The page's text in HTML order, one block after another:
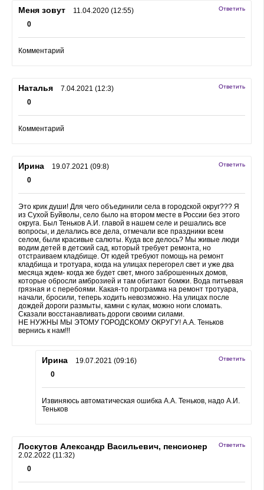
Ответить
Меня зовут
11.04.2020 (12:55)
0
Комментарий
Ответить
Наталья
7.04.2021 (12:3)
0
Комментарий
Ответить
Ирина
19.07.2021 (09:8)
0
Это крик души! Для чего объединили села в городской округ??? Я
из Сухой Буйволы, село было на втором месте в России без этого
округа. Был Теньков А.И. главой в нашем селе и решались все
вопросы, и делались все дела, отмечали все праздники всем
селом, были красивые салюты. Куда все делось? Мы живые люди
водим детей в детский сад, который требует ремонта, но
отстраиваем кладбище. От юдей требуют помощь на ремонт
кладбища и тротуара, когда на улицах перегорел свет и уже два
месяца ждем- когда же будет свет, много заброшенных домов,
которые обросли амброзией и там обитают бомжи. Вода питьевая
грязная и с перебоями. Какая-то программа на ремонт тротуара,
начали, бросили, теперь ходить невозможно. На улицах после
дождей дороги размыты, камни с кулак, можно ноги сломать.
Сказали восстанавливать дороги своими силами.
НЕ НУЖНЫ МЫ ЭТОМУ ГОРОДСКОМУ ОКРУГУ! А.А. Теньков
вернись к нам!!!
Ответить
Ирина
19.07.2021 (09:16)
0
Извиняюсь автоматическая ошибка А.А. Теньков, надо А.И.
Теньков
Ответить
Лоскутов Александр Васильевич, пенсионер
2.02.2022 (11:32)
0